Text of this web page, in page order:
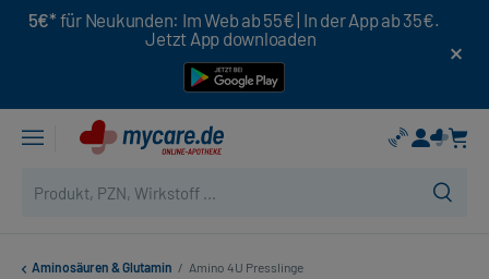
5€* für Neukunden: Im Web ab 55€ | In der App ab 35€.
Jetzt App downloaden
Aminosäuren & Glutamin / Amino 4U Presslinge